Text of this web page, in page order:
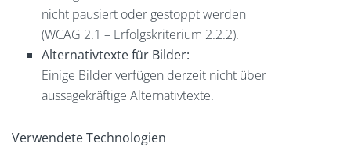
nicht pausiert oder gestoppt werden
(WCAG 2.1 – Erfolgskriterium 2.2.2).
Alternativtexte für Bilder:
Einige Bilder verfügen derzeit nicht über
aussagekräftige Alternativtexte.
Verwendete Technologien